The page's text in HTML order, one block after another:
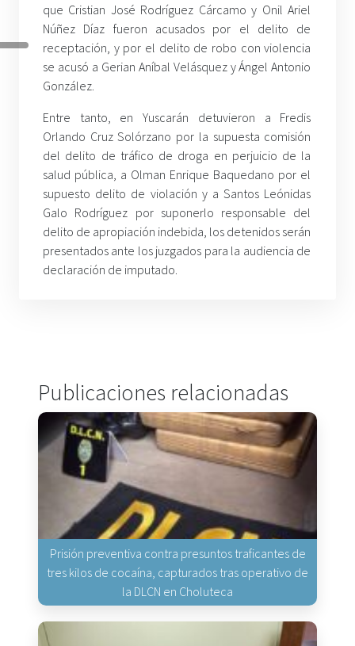
que Cristian José Rodríguez Cárcamo y Onil Ariel
Núñez Díaz fueron acusados por el delito de
receptación, y por el delito de robo con violencia
se acusó a Gerian Aníbal Velásquez y Ángel Antonio
González.
Entre tanto, en Yuscarán detuvieron a Fredis
Orlando Cruz Solórzano por la supuesta comisión
del delito de tráfico de droga en perjuicio de la
salud pública, a Olman Enrique Baquedano por el
supuesto delito de violación y a Santos Leónidas
Galo Rodríguez por suponerlo responsable del
delito de apropiación indebida, los detenidos serán
presentados ante los juzgados para la audiencia de
declaración de imputado.
Publicaciones relacionadas
Prisión preventiva contra presuntos traficantes de
tres kilos de cocaína, capturados tras operativo de
la DLCN en Choluteca